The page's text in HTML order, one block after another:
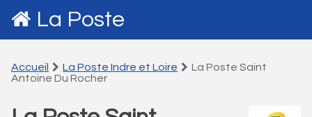
La Poste
Accueil La Poste Indre et Loire
La Poste Saint
Antoine Du Rocher